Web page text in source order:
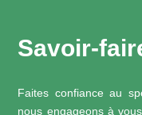
Savoir-
Faites confiance au
nous engageons à